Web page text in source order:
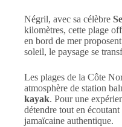
Négril, avec sa célèbre
kilomètres, cette plage
en bord de mer
soleil, le paysage se
Les plages de la Côte
atmosphère de station
kayak. Pour une
détendre tout en
jamaïcaine authentique.